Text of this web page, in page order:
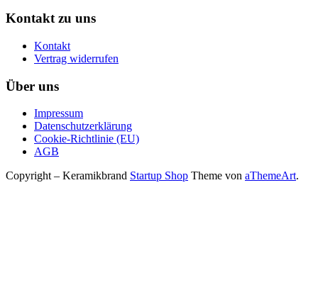
Kontakt zu uns
Kontakt
Vertrag widerrufen
Über uns
Impressum
Datenschutzerklärung
Cookie-Richtlinie (EU)
AGB
Copyright – Keramikbrand Startup Shop Theme von aThemeArt.